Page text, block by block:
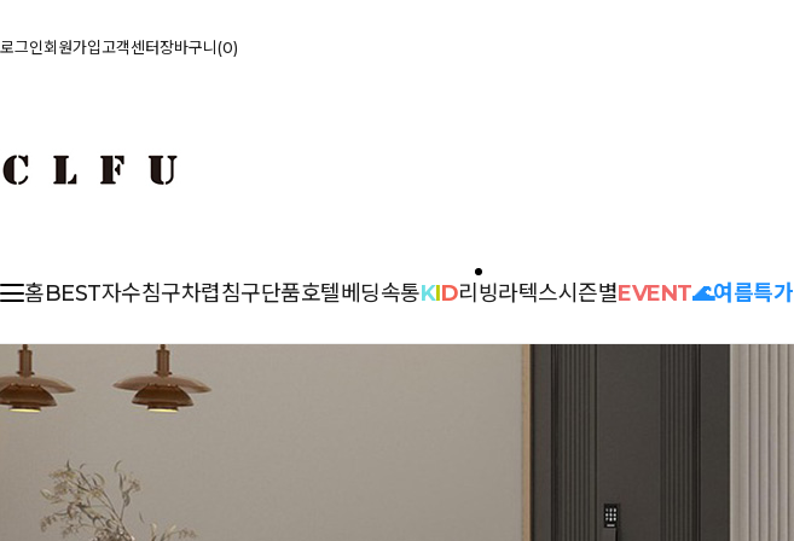
로그인회원가입고객센터장바구니 0
홈BEST자수침구차렵침구단품호텔베딩속통KID리빙라텍스시즌별EVENT🌊여름특가